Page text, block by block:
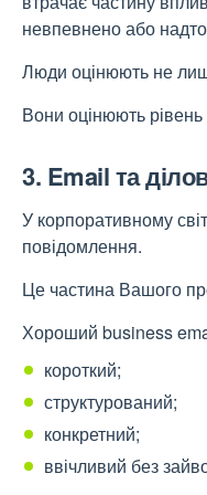
невпевнено або
Люди оцінюють не
Вони оцінюють
3. Email та
У корпоративному
повідомлення.
Це частина Вашого
Хороший business
короткий;
структурований;
конкретний;
ввічливий без